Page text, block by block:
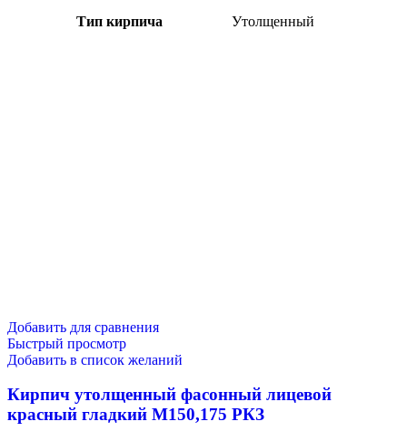
Тип кирпича Утолщенный
Добавить для сравнения
Быстрый просмотр
Добавить в список желаний
Кирпич утолщенный фасонный лицевой
красный гладкий М150,175 РКЗ